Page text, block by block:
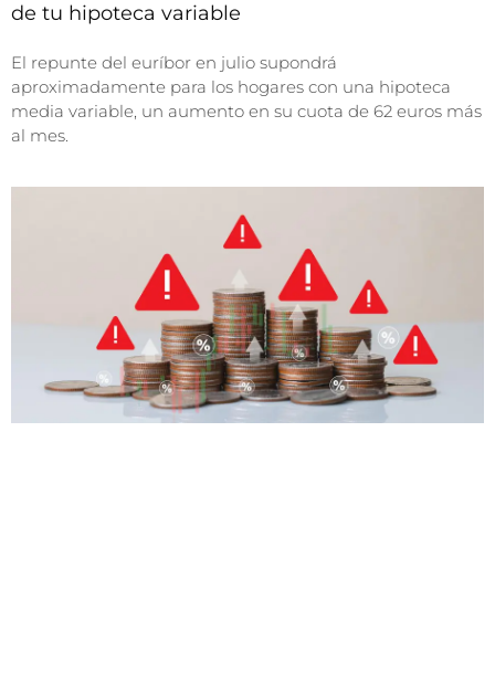
de tu hipoteca variable
El repunte del euríbor en julio supondrá
aproximadamente para los hogares con una hipoteca
media variable, un aumento en su cuota de 62 euros más
al mes.